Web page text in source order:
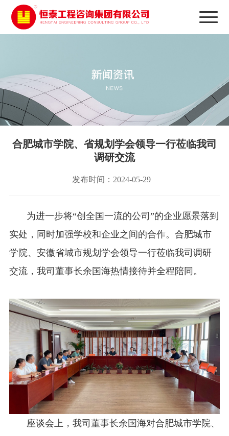
合肥城市学院、省规划学会领导一行莅临我司
调研交流
发布时间：2024-05-29
为进一步将“创全国一流的公司”的企业愿景落到
实处，同时加强学校和企业之间的合作。合肥城市
学院、安徽省城市规划学会领导一行莅临我司调研
交流，我司董事长余国海热情接待并全程陪同。
座谈会上，我司董事长余国海对合肥城市学院、